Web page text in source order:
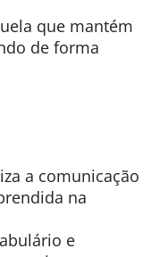
que mantém
de forma
a comunicação
na
e